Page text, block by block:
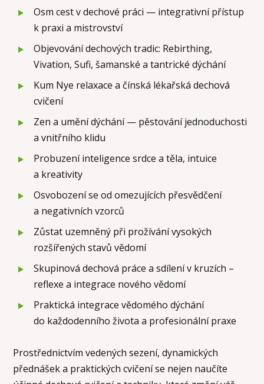
Osm cest v dechové práci — integrativní přístup
k praxi a mistrovství
Objevování dechových tradic: Rebirthing,
Vivation, Sufi, šamanské a tantrické dýchání
Kum Nye relaxace a čínská lékařská dechová
cvičení
Zen a umění dýchání — pěstování jednoduchosti
a vnitřního klidu
Probuzení inteligence srdce a těla, intuice
a kreativity
Osvobození se od omezujících přesvědčení
a negativních vzorců
Zůstat uzemněný při prožívání vysokých
rozšířených stavů vědomí
Skupinová dechová práce a sdílení v kruzích –
reflexe a integrace nového vědomí
Praktická integrace vědomého dýchání
do každodenního života a profesionální praxe
Prostřednictvím vedených sezení, dynamických
přednášek a praktických cvičení se nejen naučíte